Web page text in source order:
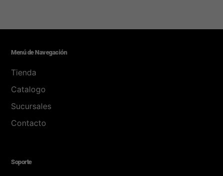
Menú de Navegación
Tienda
Catalogo
Sucursales
Contacto
Soporte